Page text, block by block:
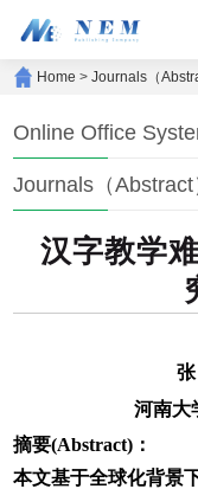
Home >Journals（
Online Office
Journals（Abstract
汉字教学
河南大
摘要(Abstract)：
本文基于全球化背景